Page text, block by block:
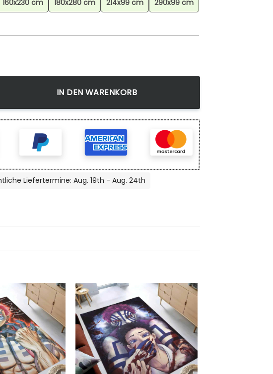
160x230 cm 180x280 cm 214x99 cm 290x99 cm
Tokito 5 Teppich, Anime Teppich, Wohnzimmer Dekoration Menge
IN DEN WARENKORB
Liefertermine: Aug. 19th - Aug. 24th